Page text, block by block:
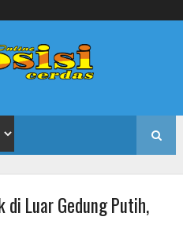
di Luar Gedung Putih,